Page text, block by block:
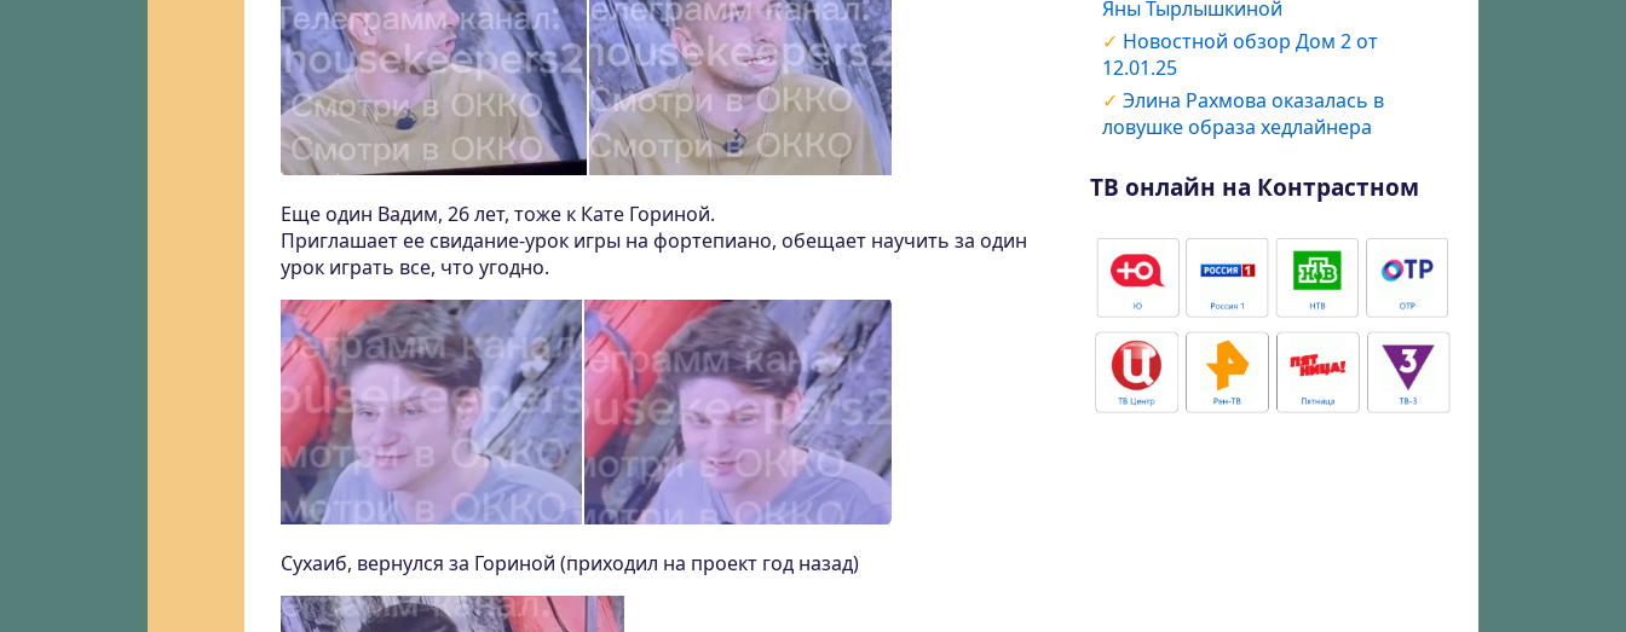
Еще один Вадим, 26 лет, тоже к Кате Гориной.
Приглашает ее свидание-урок игры на фортепиано, обещает научить за один
урок играть все, что угодно.
Сухаиб, вернулся за Гориной (приходил на проект год назад)
Яны Тырлышкиной
Новостной обзор Дом 2 от
12.01.25
Элина Рахмова оказалась в
ловушке образа хедлайнера
ТВ онлайн на Контрастном